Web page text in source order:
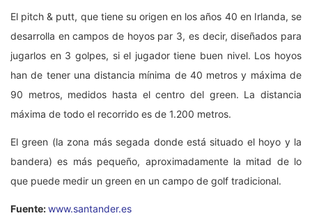
El pitch & putt, que tiene su origen en los años 40 en Irlanda, se
desarrolla en campos de hoyos par 3, es decir, diseñados para
jugarlos en 3 golpes, si el jugador tiene buen nivel. Los hoyos
han de tener una distancia mínima de 40 metros y máxima de
90 metros, medidos hasta el centro del green. La distancia
máxima de todo el recorrido es de 1.200 metros.
El green (la zona más segada donde está situado el hoyo y la
bandera) es más pequeño, aproximadamente la mitad de lo
que puede medir un green en un campo de golf tradicional.
Fuente:www.santander.es